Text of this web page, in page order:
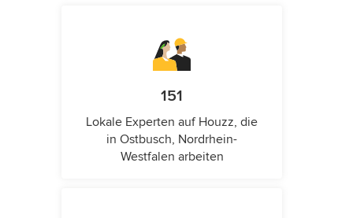
151
Lokale Experten auf Houzz, die
in Ostbusch, Nordrhein-
Westfalen arbeiten